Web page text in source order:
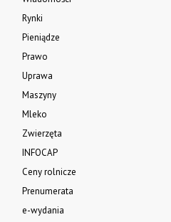
Rynki
Pieniądze
Prawo
Uprawa
Maszyny
Mleko
Zwierzęta
INFOCAP
Ceny rolnicze
Prenumerata
e-wydania